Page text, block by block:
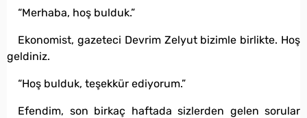
“Merhaba, hoş bulduk.”
Ekonomist, gazeteci Devrim Zelyut bizimle birlikte. Hoş
geldiniz.
“Hoş bulduk, teşekkür ediyorum.”
Efendim, son birkaç haftada sizlerden gelen sorular